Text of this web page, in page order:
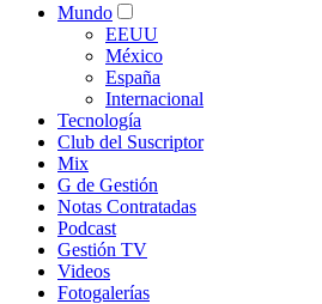
Mundo
EEUU
México
España
Internacional
Tecnología
Club del Suscriptor
Mix
G de Gestión
Notas Contratadas
Podcast
Gestión TV
Videos
Fotogalerías